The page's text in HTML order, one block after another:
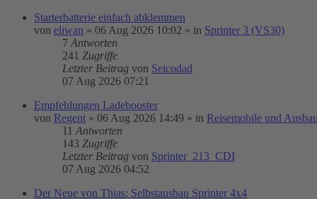
Starterbatterie einfach abklemmen
von eliwan » 06 Aug 2026 10:02 » in Sprinter 3 (VS30)
7 Antworten
241 Zugriffe
Letzter Beitrag von Seicodad
07 Aug 2026 07:21
Empfehlungen Ladebooster
von Regent » 06 Aug 2026 14:49 » in Reisemobile und
11 Antworten
143 Zugriffe
Letzter Beitrag von Sprinter_213_CDI
07 Aug 2026 04:52
Der Neue von Thias: Selbstausbau Sprinter 4x4